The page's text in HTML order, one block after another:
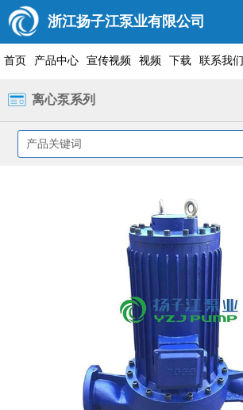
浙江扬子江泵业有限公司
首页 产品中心 宣传视频 视频 下载 联系我们
离心泵系列